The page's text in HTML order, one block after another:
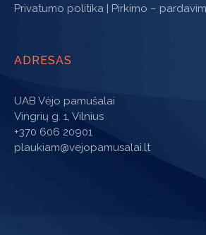
Privatumo politika | Pirkimo –
ADRESAS
UAB Vėjo pamušalai
Vingrių g. 1, Vilnius
+370 606 20901
plaukiam@vejopamusalai.lt